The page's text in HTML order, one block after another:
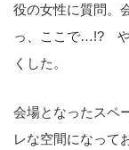
役の女性に質問。
っ、ここで…!? や
くした。
会場となったスペ
レな空間になって